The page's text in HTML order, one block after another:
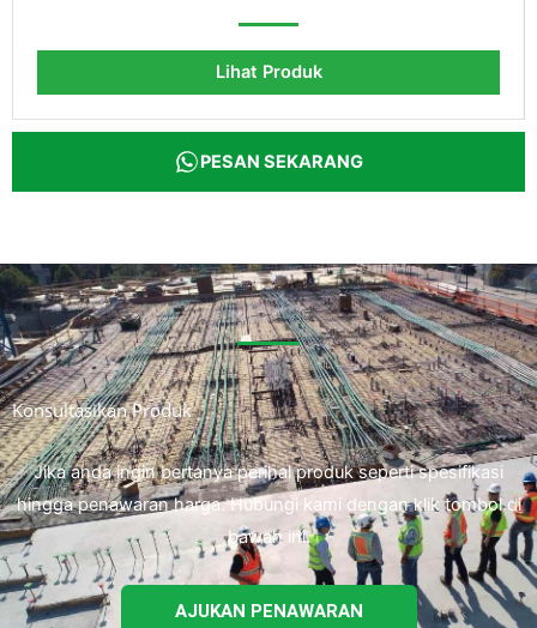
Lihat Produk
PESAN SEKARANG
Konsultasikan Produk
Jika anda ingin bertanya perihal produk seperti spesifikasi
hingga penawaran harga. Hubungi kami dengan klik tombol di
bawah ini.
AJUKAN PENAWARAN